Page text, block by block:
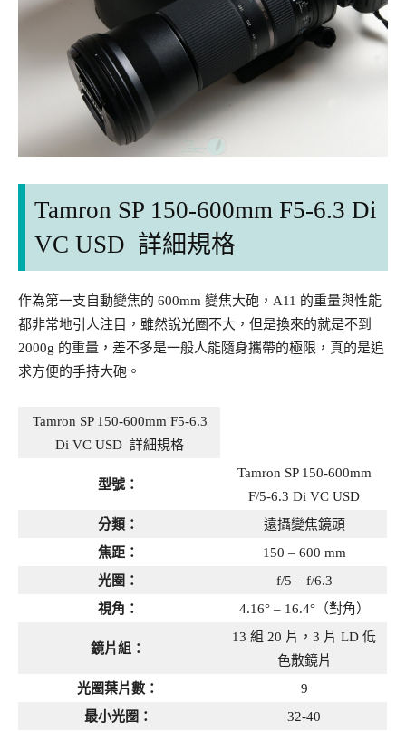
Tamron SP 150-600mm F5-6.3 Di
VC USD 詳細規格
作為第一支自動變焦的 600mm 變焦大砲，A11 的重量與性能
都非常地引人注目，雖然說光圈不大，但是換來的就是不到
2000g 的重量，差不多是一般人能隨身攜帶的極限，真的是追
求方便的手持大砲。
Tamron SP 150-600mm F5-6.3
Di VC USD 詳細規格
型號：
Tamron SP 150-600mm
F/5-6.3 Di VC USD
分類：
遠攝變焦鏡頭
焦距：
150 – 600 mm
光圈：
f/5 – f/6.3
視角：
4.16° – 16.4°（對角）
鏡片組：
13 組 20 片，3 片 LD 低
色散鏡片
光圈葉片數：
9
最小光圈：
32-40